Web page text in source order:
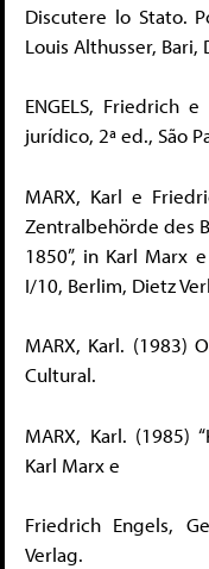
Discutere lo Stato.
Louis Althusser, Bari,
ENGELS, Friedrich
jurídico, 2ª ed., São
MARX, Karl e
Zentralbehörde des
1850”, in Karl Marx
I/10, Berlim, Dietz
MARX, Karl. (1983)
Cultural.
MARX, Karl. (1985)
Karl Marx e
Friedrich Engels,
Verlag.